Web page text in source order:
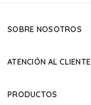
SOBRE NOSOTROS
ATENCIÓN AL CLIENTE
PRODUCTOS